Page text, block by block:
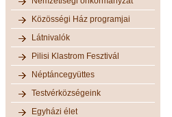
Közösségi Ház programjai
Látnivalók
Pilisi Klastrom Fesztivál
Néptáncegyüttes
Testvérközségeink
Egyházi élet